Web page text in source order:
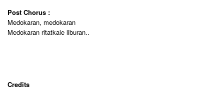
Post Chorus :
Medokaran, medokaran
Medokaran ritatkale liburan..
Credits